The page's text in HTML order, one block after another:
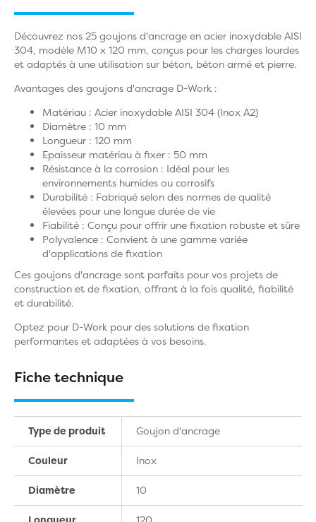
Découvrez nos 25 goujons d'ancrage en acier inoxydable AISI
304, modèle M10 x 120 mm, conçus pour les charges lourdes
et adaptés à une utilisation sur béton, béton armé et pierre.
Avantages des goujons d'ancrage D-Work :
Matériau : Acier inoxydable AISI 304 (Inox A2)
Diamètre : 10 mm
Longueur : 120 mm
Epaisseur matériau à fixer : 50 mm
Résistance à la corrosion : Idéal pour les
environnements humides ou corrosifs
Durabilité : Fabriqué selon des normes de qualité
élevées pour une longue durée de vie
Fiabilité : Conçu pour offrir une fixation robuste et sûre
Polyvalence : Convient à une gamme variée
d'applications de fixation
Ces goujons d'ancrage sont parfaits pour vos projets de
construction et de fixation, offrant à la fois qualité, fiabilité
et durabilité.
Optez pour D-Work pour des solutions de fixation
performantes et adaptées à vos besoins.
Fiche technique
Type de produit Goujon d'ancrage
Couleur Inox
Diamètre 10